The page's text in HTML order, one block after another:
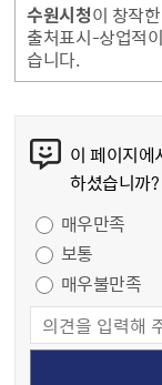
수원시청이 창작한
출처표시-상업적
습니다.
이 페이지에
하셨습니까?
매우만족
보통
매우불만족